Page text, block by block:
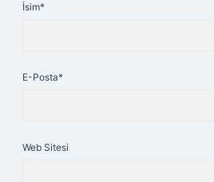
İsim*
E-Posta*
Web Sitesi